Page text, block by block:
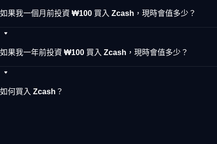
如果我一個月前投資 ₩100 買入 Zcash，現時會值多少？
如果我一年前投資 ₩100 買入 Zcash，現時會值多少？
如何買入 Zcash？